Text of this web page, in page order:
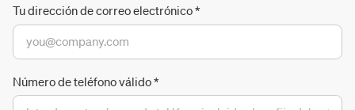
Tu dirección de correo electrónico*
Número de teléfono válido*